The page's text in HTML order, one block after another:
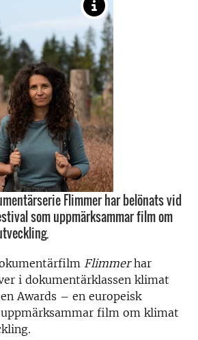
Flimmer har belönats vid
som uppmärksammar film om
Flimmerhar
i dokumentärklassen klimat
Awards – en europeisk
film om klimat